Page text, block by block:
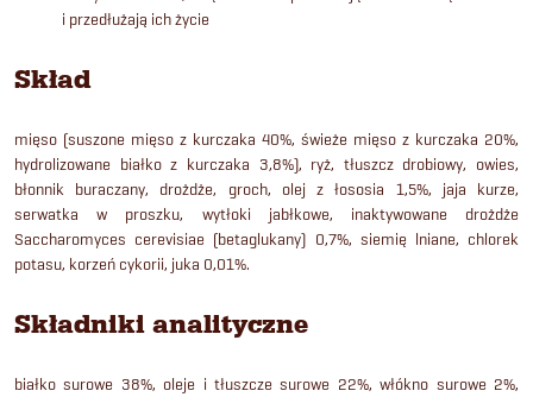
i przedłużają ich życie
Skład
mięso (suszone mięso z kurczaka 40%, świeże mięso z kurczaka 20%,
hydrolizowane białko z kurczaka 3,8%), ryż, tłuszcz drobiowy, owies,
błonnik buraczany, drożdże, groch, olej z łososia 1,5%, jaja kurze,
serwatka w proszku, wytłoki jabłkowe, inaktywowane drożdże
Saccharomyces cerevisiae (betaglukany) 0,7%, siemię lniane, chlorek
potasu, korzeń cykorii, juka 0,01%.
Składniki analityczne
białko surowe 38%, oleje i tłuszcze surowe 22%, włókno surowe 2%,